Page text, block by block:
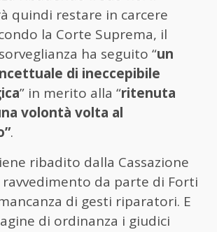
quindi restare in carcere
la Corte Suprema, il
ha seguito “un
di ineccepibile
” in merito alla “ritenuta
volontà volta al
.
ribadito dalla Cassazione
da parte di Forti
di gesti riparatori. E
di ordinanza i giudici